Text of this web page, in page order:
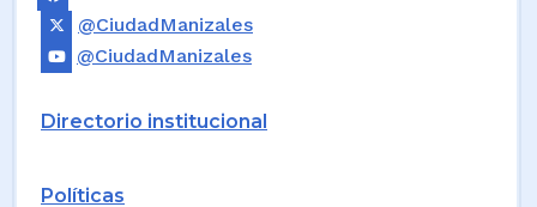
@CiudadManizales
@CiudadManizales
Directorio institucional
Políticas